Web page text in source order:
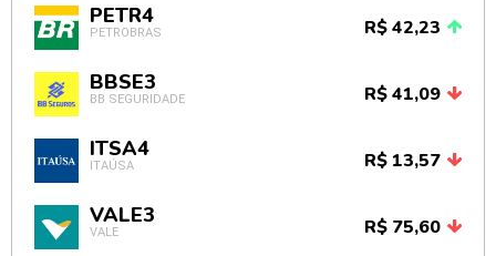
PETR4
PETROBRAS R$ 42,23
BBSE3
BB SEGURIDADE R$ 41,09
ITSA4
ITAÚSA R$ 13,57
VALE3
VALE R$ 75,60